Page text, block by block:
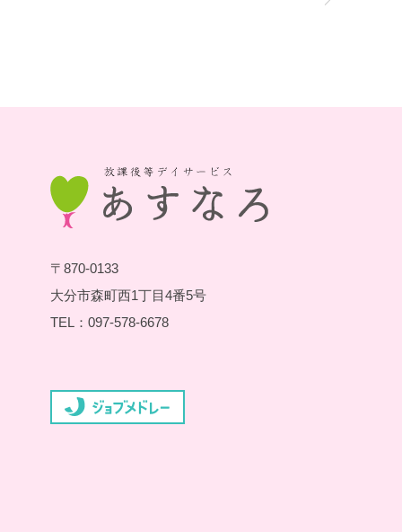
〒870-0133
大分市森町西1丁目4番5号
TEL：097-578-6678